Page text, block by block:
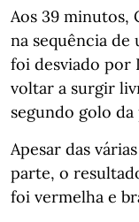
Aos 39
na sequência de
foi desviado por
voltar a surgir
segundo golo
Apesar das
parte, o
foi vermelha e